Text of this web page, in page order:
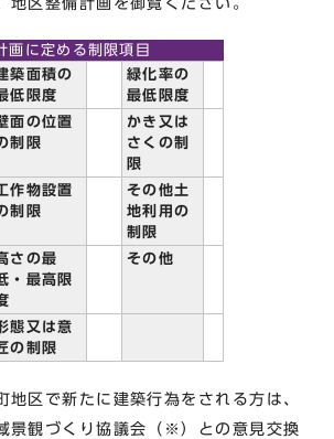
画に定める制限項目
築面積の
低限度
緑化率の
最低限度
面の位置
制限
かき又は
さくの制
限
作物設置
制限
その他土
地利用の
制限
さの最
・最高限
その他
態又は意
の制限
区で新たに建築行為をされる方は、
景観づくり協議会（※）との意見交換